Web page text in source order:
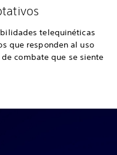
telequinéticas
que responden al uso
combate que se siente